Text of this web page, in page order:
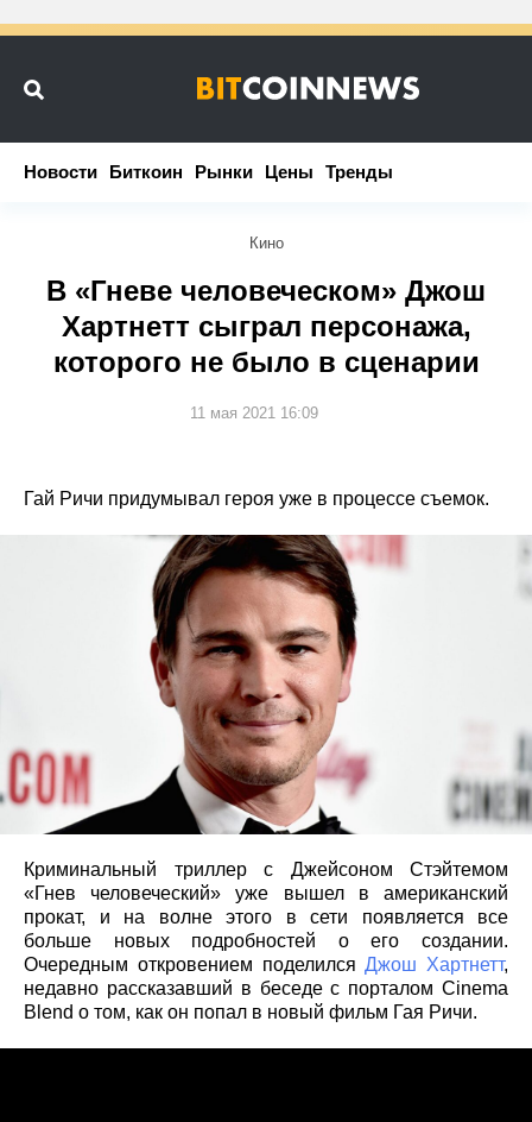
Новости Биткоин Рынки Цены Тренды
Новости Биткоин Рынки Цены Тренды
Кино
В «Гневе человеческом» Джош
Хартнетт сыграл персонажа,
которого не было в сценарии
11 мая 2021 16:09
Гай Ричи придумывал героя уже в процессе съемок.
Криминальный триллер с Джейсоном Стэйтемом
«Гнев человеческий» уже вышел в американский
прокат, и на волне этого в сети появляется все
больше новых подробностей о его создании.
Очередным откровением поделилсяДжош Хартнетт,
недавно рассказавший в беседе с порталом Cinema
Blend о том, как он попал в новый фильм Гая Ричи.